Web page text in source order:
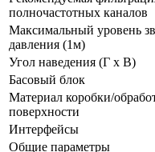
полночастотных каналов
Максимальный уровень
давления (1м)
Угол наведения (Г х В)
Басовый блок
Материал коробки/
поверхности
Интерфейсы
Общие параметры